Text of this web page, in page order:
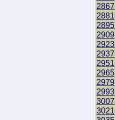
2867
2881
2895
2909
2923
2937
2951
2965
2979
2993
3007
3021